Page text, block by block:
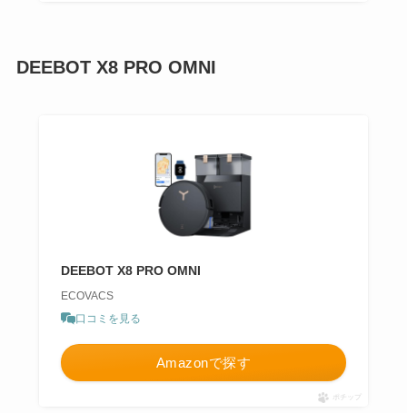
DEEBOT X8 PRO OMNI
DEEBOT X8 PRO OMNI
ECOVACS
口コミを見る
Amazonで探す
ポチップ